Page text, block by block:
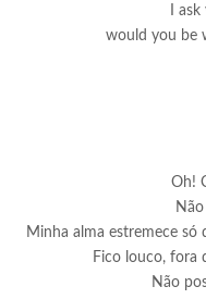
I
would you be
Oh!
Minha alma estremece só
Fico louco, fora
Não